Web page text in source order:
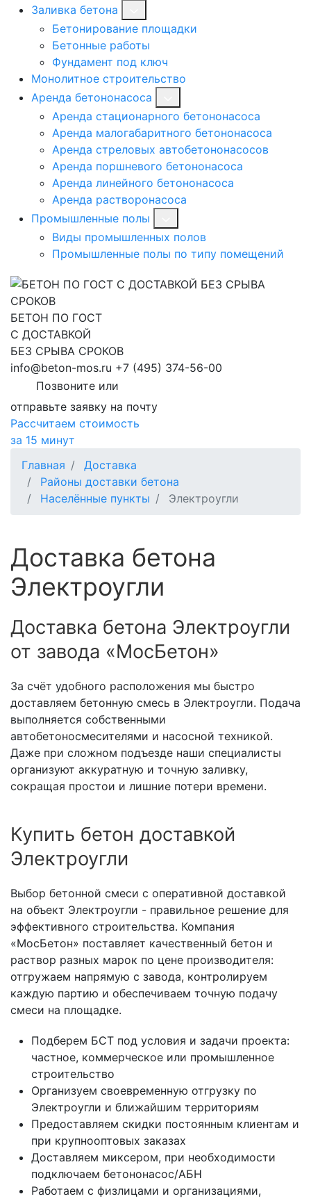
Заливка бетона
Бетонирование площадки
Бетонные работы
Фундамент под ключ
Монолитное строительство
Аренда бетононасоса
Аренда стационарного бетононасоса
Аренда малогабаритного бетононасоса
Аренда стреловых автобетононасосов
Аренда поршневого бетононасоса
Аренда линейного бетононасоса
Аренда растворонасоса
Промышленные полы
Виды промышленных полов
Промышленные полы по типу помещений
БЕТОН ПО ГОСТ
С ДОСТАВКОЙ
БЕЗ СРЫВА СРОКОВ
info@beton-mos.ru +7 (495) 374-56-00
Позвоните или
отправьте заявку на почту
Рассчитаем стоимость
за 15 минут
Главная
Доставка
Районы доставки бетона
Населённые пункты
Электроугли
Доставка бетона
Электроугли
Доставка бетона Электроугли
от завода «МосБетон»
За счёт удобного расположения мы быстро
доставляем бетонную смесь в Электроугли. Подача
выполняется собственными
автобетоносмесителями и насосной техникой.
Даже при сложном подъезде наши специалисты
организуют аккуратную и точную заливку,
сокращая простои и лишние потери времени.
Купить бетон доставкой
Электроугли
Выбор бетонной смеси с оперативной доставкой
на объект Электроугли - правильное решение для
эффективного строительства. Компания
«МосБетон» поставляет качественный бетон и
раствор разных марок по цене производителя:
отгружаем напрямую с завода, контролируем
каждую партию и обеспечиваем точную подачу
смеси на площадке.
Подберем БСТ под условия и задачи проекта:
частное, коммерческое или промышленное
строительство
Организуем своевременную отгрузку по
Электроугли и ближайшим территориям
Предоставляем скидки постоянным клиентам и
при крупнооптовых заказах
Доставляем миксером, при необходимости
подключаем бетононасос/АБН
Работаем с физлицами и организациями,